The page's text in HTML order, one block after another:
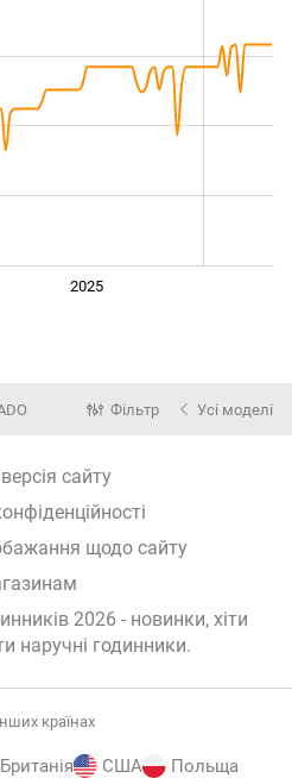
2025
Фільтр Усі моделі
сайту
щодо сайту
2026 - новинки, хіти
наручні годинники.
країнах
США Польща